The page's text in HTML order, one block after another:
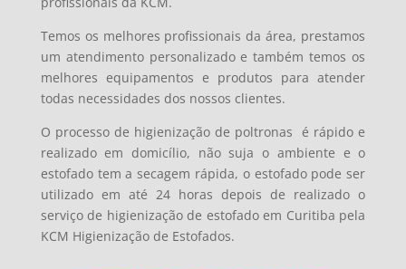
Temos os melhores profissionais da área, prestamos
um atendimento personalizado e também temos os
melhores equipamentos e produtos para atender
todas necessidades dos nossos clientes.
O processo de higienização de poltronas é rápido e
realizado em domicílio, não suja o ambiente e o
estofado tem a secagem rápida, o estofado pode ser
utilizado em até 24 horas depois de realizado o
serviço de higienização de estofado em Curitiba pela
KCM Higienização de Estofados.